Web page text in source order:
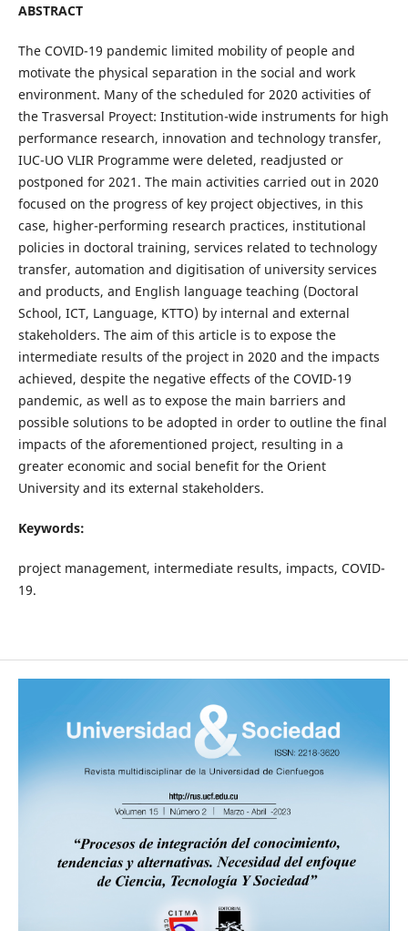
ABSTRACT
The COVID-19 pandemic limited mobility of people and
motivate the physical separation in the social and work
environment. Many of the scheduled for 2020 activities of
the Trasversal Proyect: Institution-wide instruments for high
performance research, innovation and technology transfer,
IUC-UO VLIR Programme were deleted, readjusted or
postponed for 2021. The main activities carried out in 2020
focused on the progress of key project objectives, in this
case, higher-performing research practices, institutional
policies in doctoral training, services related to technology
transfer, automation and digitisation of university services
and products, and English language teaching (Doctoral
School, ICT, Language, KTTO) by internal and external
stakeholders. The aim of this article is to expose the
intermediate results of the project in 2020 and the impacts
achieved, despite the negative effects of the COVID-19
pandemic, as well as to expose the main barriers and
possible solutions to be adopted in order to outline the final
impacts of the aforementioned project, resulting in a
greater economic and social benefit for the Orient
University and its external stakeholders.
Keywords:
project management, intermediate results, impacts, COVID-
19.